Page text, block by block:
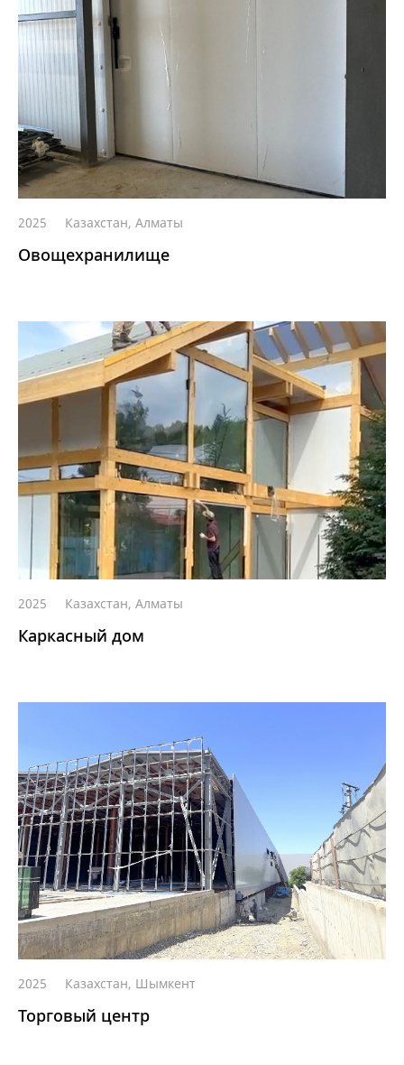
2025 Казахстан, Алматы
Овощехранилище
2025 Казахстан, Алматы
Каркасный дом
2025 Казахстан, Шымкент
Торговый центр